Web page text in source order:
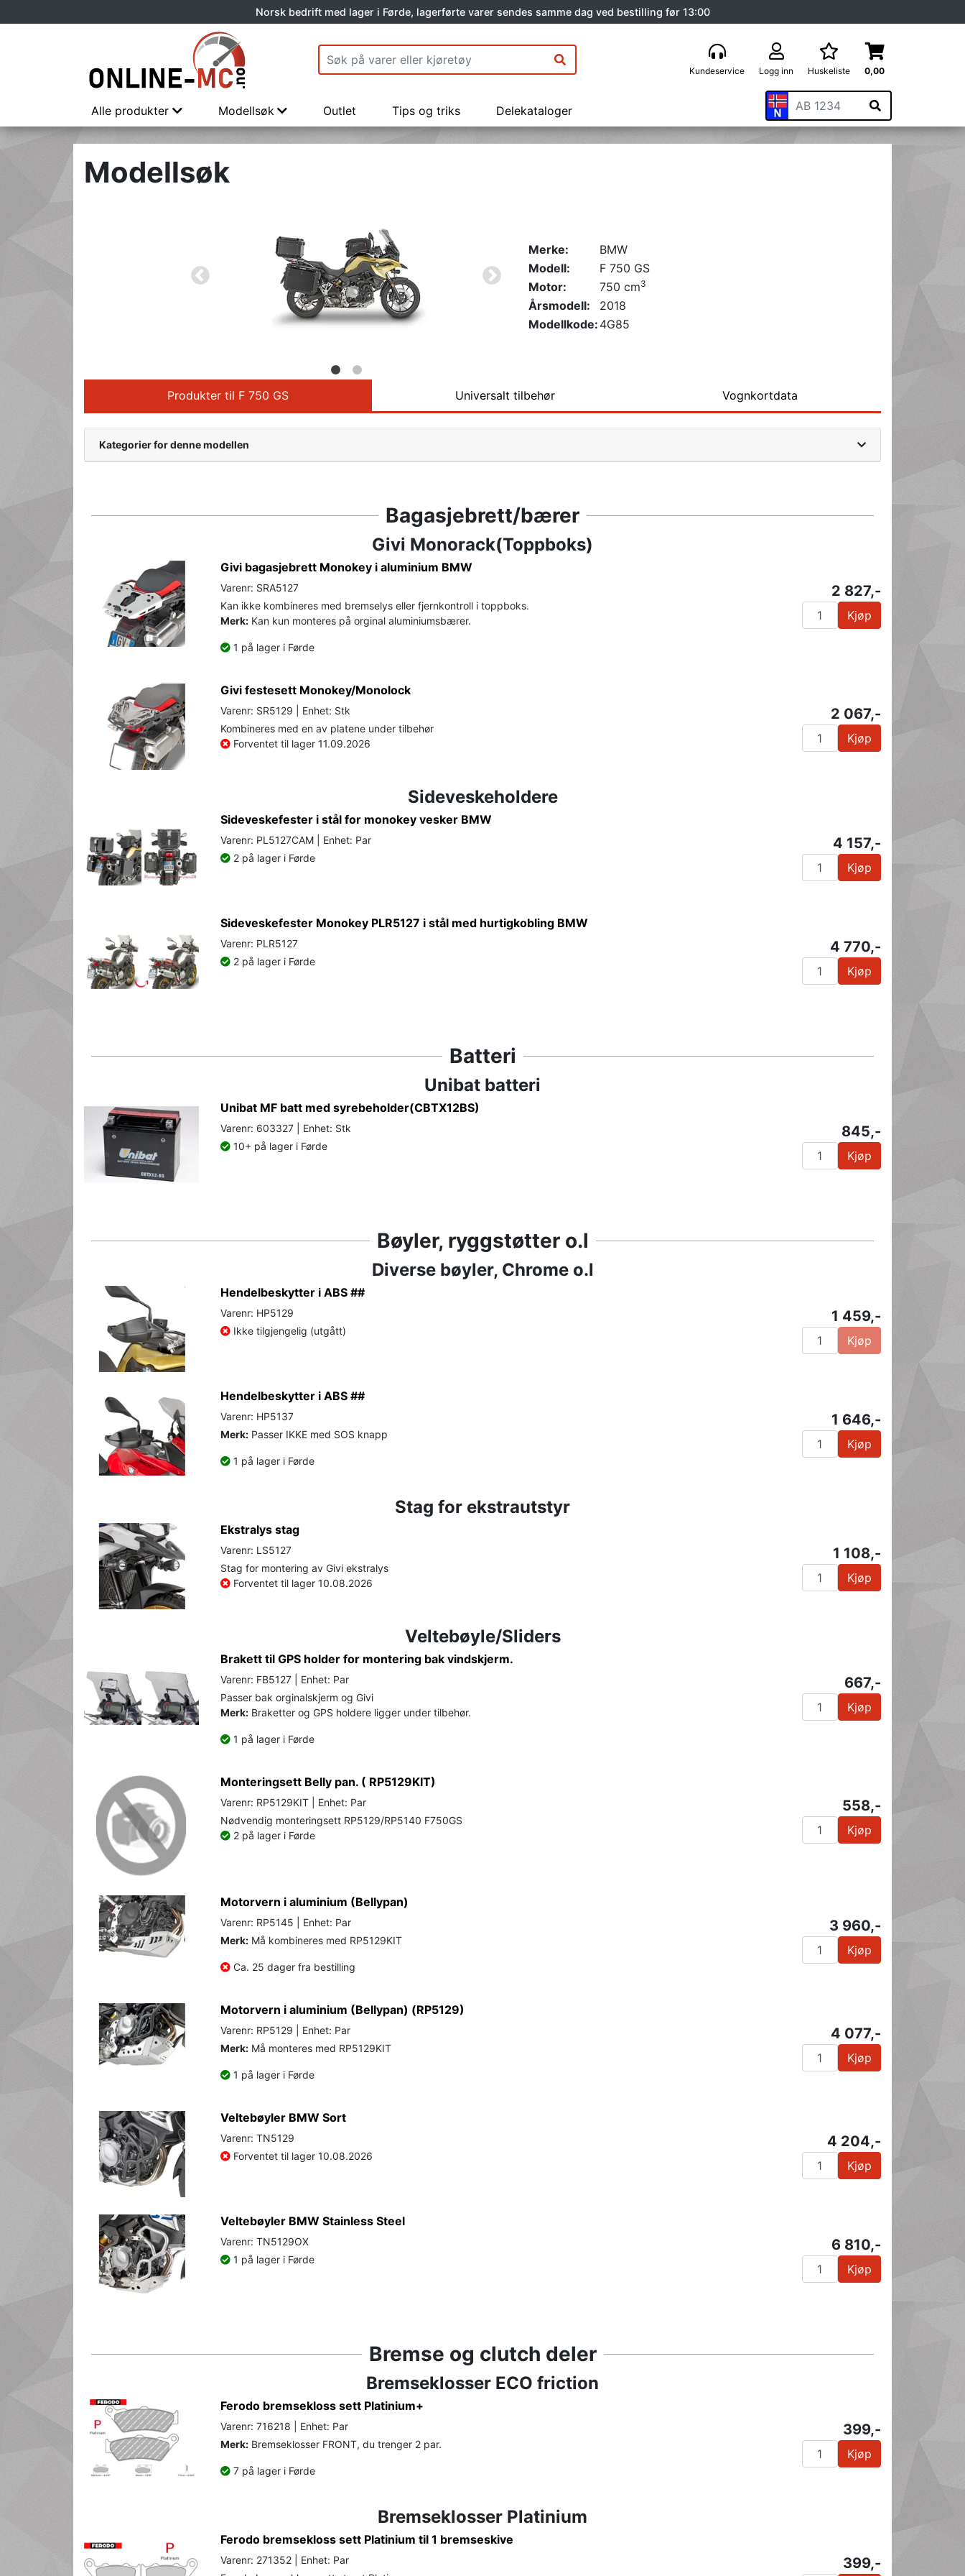
Norsk bedrift med lager i Førde, lagerførte varer sendes samme dag ved bestilling før 13:00
Kundeservice Logg inn Huskeliste 0,00
Alle produkter Modellsøk Outlet Tips og triks Delekataloger
Modellsøk
Merke:
BMW
Modell:
F 750 GS
Motor:
750 cm3
Årsmodell:
2018
Modellkode: 4G85
Produkter til F 750 GS Universalt tilbehør Vognkortdata
Kategorier for denne modellen
Bagasjebrett/bærer
Givi Monorack(Toppboks)
Givi bagasjebrett Monokey i aluminium BMW
Varenr: SRA5127
Kan ikke kombineres med bremselys eller fjernkontroll i toppboks.
Merk: Kan kun monteres på orginal aluminiumsbærer.
1 på lager i Førde
2 827,-
Kjøp
Givi festesett Monokey/Monolock
Varenr: SR5129 | Enhet: Stk
Kombineres med en av platene under tilbehør
Forventet til lager 11.09.2026
2 067,-
Kjøp
Sideveskeholdere
Sideveskefester i stål for monokey vesker BMW
Varenr: PL5127CAM | Enhet: Par
2 på lager i Førde
4 157,-
Kjøp
Sideveskefester Monokey PLR5127 i stål med hurtigkobling BMW
Varenr: PLR5127
2 på lager i Førde
4 770,-
Kjøp
Batteri
Unibat batteri
Unibat MF batt med syrebeholder(CBTX12BS)
Varenr: 603327 | Enhet: Stk
10+ på lager i Førde
845,-
Kjøp
Bøyler, ryggstøtter o.l
Diverse bøyler, Chrome o.l
Hendelbeskytter i ABS ##
Varenr: HP5129
Ikke tilgjengelig (utgått)
1 459,-
Kjøp
Hendelbeskytter i ABS ##
Varenr: HP5137
Merk: Passer IKKE med SOS knapp
1 på lager i Førde
1 646,-
Kjøp
Stag for ekstrautstyr
Ekstralys stag
Varenr: LS5127
Stag for montering av Givi ekstralys
Forventet til lager 10.08.2026
1 108,-
Kjøp
Veltebøyle/Sliders
Brakett til GPS holder for montering bak vindskjerm.
Varenr: FB5127 | Enhet: Par
Passer bak orginalskjerm og Givi
Merk: Braketter og GPS holdere ligger under tilbehør.
1 på lager i Førde
667,-
Kjøp
Monteringsett Belly pan. ( RP5129KIT)
Varenr: RP5129KIT | Enhet: Par
Nødvendig monteringsett RP5129/RP5140 F750GS
2 på lager i Førde
558,-
Kjøp
Motorvern i aluminium (Bellypan)
Varenr: RP5145 | Enhet: Par
Merk: Må kombineres med RP5129KIT
Ca. 25 dager fra bestilling
3 960,-
Kjøp
Motorvern i aluminium (Bellypan) (RP5129)
Varenr: RP5129 | Enhet: Par
Merk: Må monteres med RP5129KIT
1 på lager i Førde
4 077,-
Kjøp
Veltebøyler BMW Sort
Varenr: TN5129
Forventet til lager 10.08.2026
4 204,-
Kjøp
Veltebøyler BMW Stainless Steel
Varenr: TN5129OX
1 på lager i Førde
6 810,-
Kjøp
Bremse og clutch deler
Bremseklosser ECO friction
Ferodo bremsekloss sett Platinium+
Varenr: 716218 | Enhet: Par
Merk: Bremseklosser FRONT, du trenger 2 par.
7 på lager i Førde
399,-
Kjøp
Bremseklosser Platinium
Ferodo bremsekloss sett Platinium til 1 bremseskive
Varenr: 271352 | Enhet: Par
399,-